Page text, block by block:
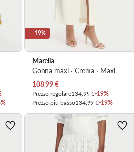
-19%
Marella
Gonna maxi · Crema · Maxi
Prezzo attuale
108,99€
Prezzo regolare134,99 €-19%
Prezzo più basso134,99 €-19%